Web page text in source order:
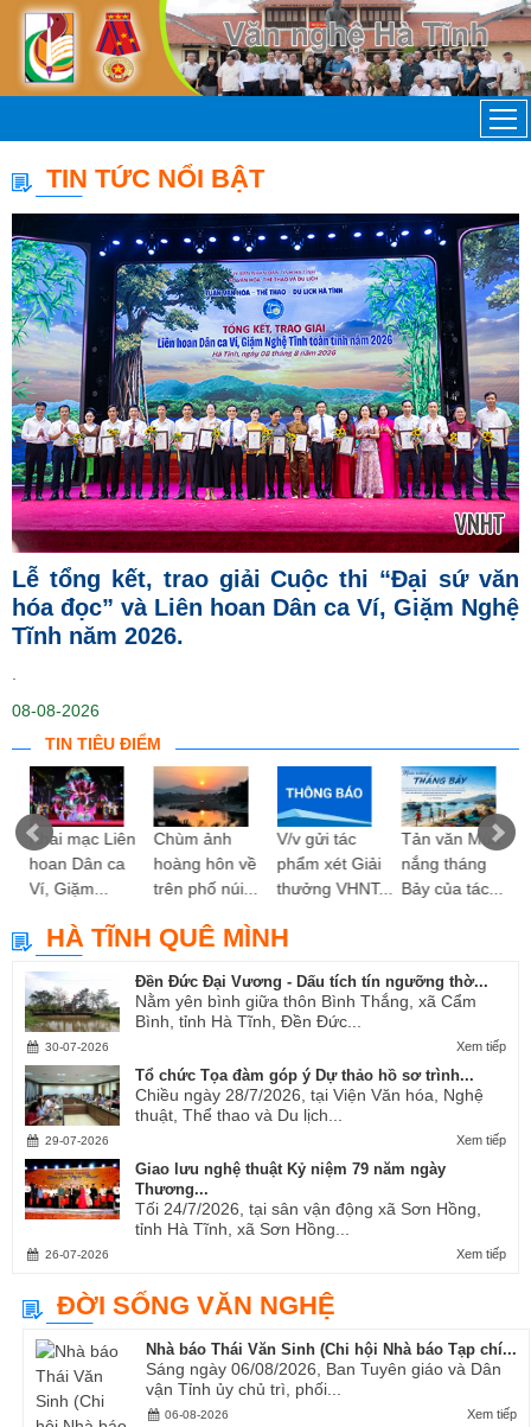
TIN TỨC NỔI BẬT
Lễ tổng kết, trao giải Cuộc thi “Đại sứ văn
hóa đọc” và Liên hoan Dân ca Ví, Giặm Nghệ
Tĩnh năm 2026.
08-08-2026
TIN TIÊU ĐIỂM
Khai mạc Liên
hoan Dân ca
Ví, Giặm...
Chùm ảnh
hoàng hôn về
trên phố núi...
V/v gửi tác
phẩm xét Giải
thưởng VHNT...
Tản văn Mùa
nắng tháng
Bảy của tác...
HÀ TĨNH QUÊ MÌNH
Đền Đức Đại Vương - Dấu tích tín ngưỡng thờ...
Nằm yên bình giữa thôn Bình Thắng, xã Cẩm
Bình, tỉnh Hà Tĩnh, Đền Đức...
Xem tiếp
30-07-2026
Tổ chức Tọa đàm góp ý Dự thảo hồ sơ trình...
Chiều ngày 28/7/2026, tại Viện Văn hóa, Nghệ
thuật, Thể thao và Du lịch...
Xem tiếp
29-07-2026
Giao lưu nghệ thuật Kỷ niệm 79 năm ngày
Thương...
Tối 24/7/2026, tại sân vận động xã Sơn Hồng,
tỉnh Hà Tĩnh, xã Sơn Hồng...
Xem tiếp
26-07-2026
ĐỜI SỐNG VĂN NGHỆ
Nhà báo Thái Văn Sinh (Chi hội Nhà báo Tạp chí...
Sáng ngày 06/08/2026, Ban Tuyên giáo và Dân
vận Tỉnh ủy chủ trì, phối...
Xem tiếp
06-08-2026